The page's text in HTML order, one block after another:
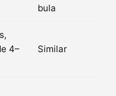
bula
4–
Similar